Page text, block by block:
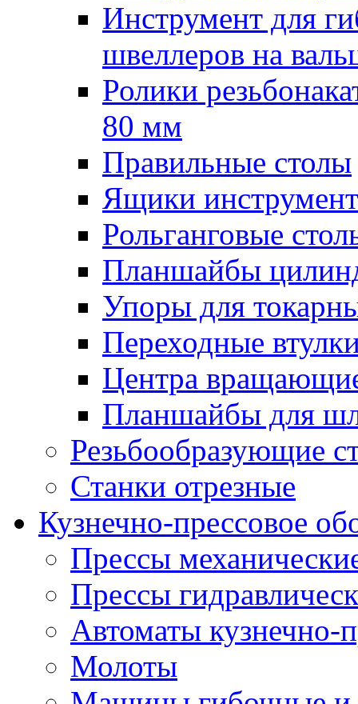
Инструмент для
швеллеров на
Ролики
80 мм
Правильные столы
Ящики
Рольганговые
Планшайбы
Упоры для
Переходные
Центра
Планшайбы для
Резьбообразующие
Станки отрезные
Кузнечно-прессовое
Прессы
Прессы
Автоматы кузнечно-
Молоты